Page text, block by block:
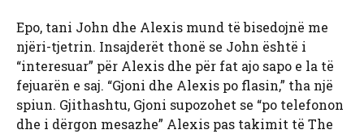
Epo, tani John dhe Alexis mund të bisedojnë me
njëri-tjetrin. Insajderët thonë se John është i
“interesuar” për Alexis dhe për fat ajo sapo e la të
fejuarën e saj. “Gjoni dhe Alexis po flasin,” tha një
spiun. Gjithashtu, Gjoni supozohet se “po telefonon
dhe i dërgon mesazhe” Alexis pas takimit të The